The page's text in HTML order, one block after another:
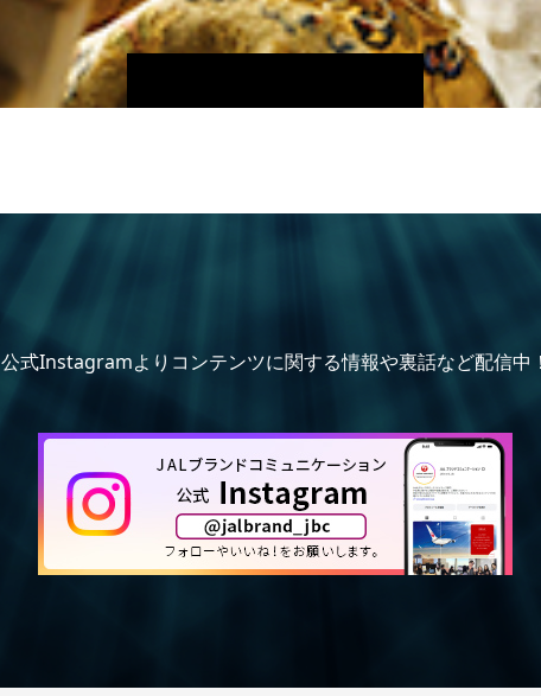
公式Instagramよりコンテンツに関する情報や裏話など配信中